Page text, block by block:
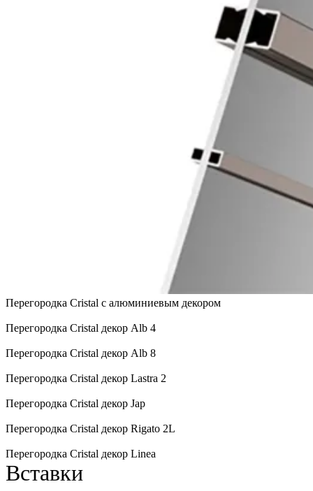
Перегородка Cristal с алюминиевым декором
Перегородка Cristal декор Alb 4
Перегородка Cristal декор Alb 8
Перегородка Cristal декор Lastra 2
Перегородка Cristal декор Jap
Перегородка Cristal декор Rigato 2L
Перегородка Cristal декор Linea
Вставки